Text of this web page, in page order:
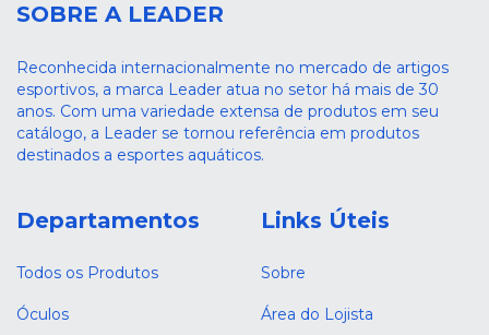
SOBRE A LEADER
Reconhecida internacionalmente no mercado de artigos
esportivos, a marca Leader atua no setor há mais de 30
anos. Com uma variedade extensa de produtos em seu
catálogo, a Leader se tornou referência em produtos
destinados a esportes aquáticos.
Departamentos
Todos os Produtos
Óculos
Links Úteis
Sobre
Área do Lojista